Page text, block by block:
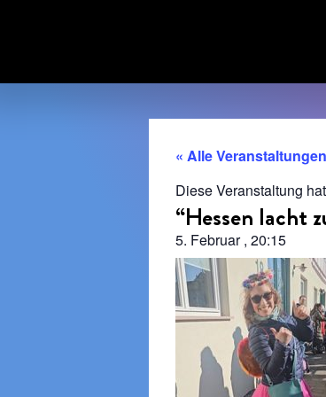
« Alle Veranstaltungen
Diese Veranstaltung
“Hessen lacht
5. Februar , 20:15